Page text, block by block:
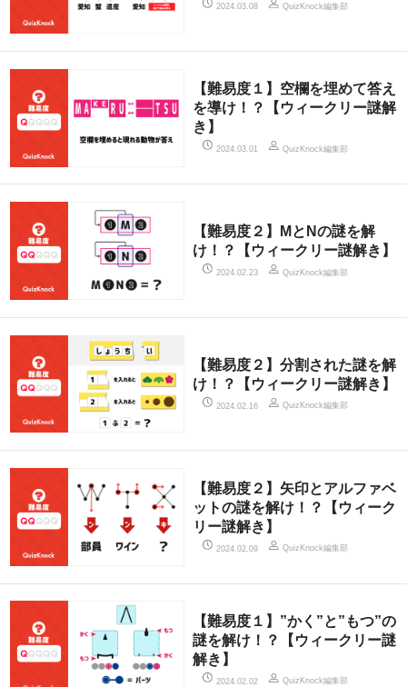
2024.03.08 QuizKnock編集部
【難易度１】空欄を埋めて答え
を導け！？【ウィークリー謎解
き】
2024.03.01 QuizKnock編集部
【難易度２】MとNの謎を解
け！？【ウィークリー謎解き】
2024.02.23 QuizKnock編集部
【難易度２】分割された謎を解
け！？【ウィークリー謎解き】
2024.02.16 QuizKnock編集部
【難易度２】矢印とアルファベ
ットの謎を解け！？【ウィーク
リー謎解き】
2024.02.09 QuizKnock編集部
【難易度１】”かく”と”もつ”の
謎を解け！？【ウィークリー謎
解き】
2024.02.02 QuizKnock編集部